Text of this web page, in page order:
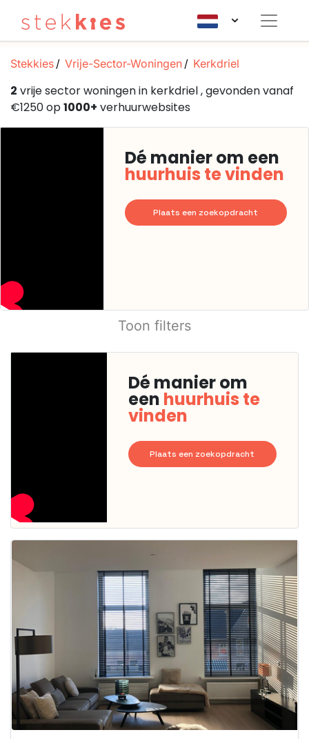
Stekkies Vrije-Sector-Woningen Kerkdriel
2 vrije sector woningen in kerkdriel , gevonden vanaf
€1250 op1000+ verhuurwebsites
Dé manier om een
huurhuis te vinden
Plaats een zoekopdracht
Toon filters
Dé manier om
een huurhuis te
vinden
Plaats een zoekopdracht